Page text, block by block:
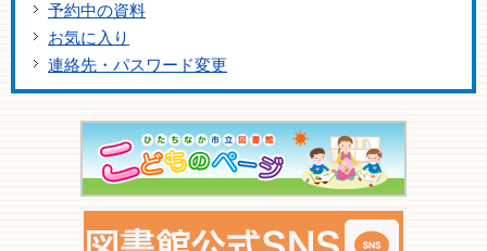
予約中の資料
お気に入り
連絡先・パスワード変更